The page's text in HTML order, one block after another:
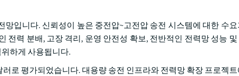
망입니다. 신뢰성이 높은 중전압~고전압 송전 시스템에 대한 수
력 분배, 고장 격리, 운영 안전성 확보, 전반적인 전력망 성능 및
하게 사용됩니다.
러로 평가되었습니다. 대용량 송전 인프라와 전력망 확장 프로젝트